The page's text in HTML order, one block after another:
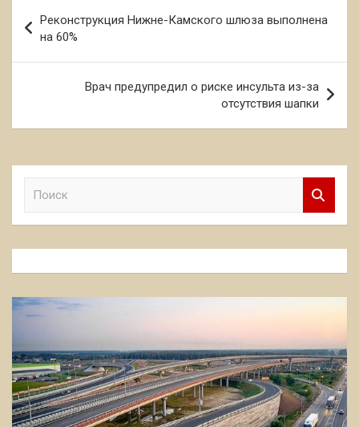
по
записям
Реконструкция Нижне-Камского шлюза выполнена
на 60%
Врач предупредил о риске инсульта из-за
отсутствия шапки
к